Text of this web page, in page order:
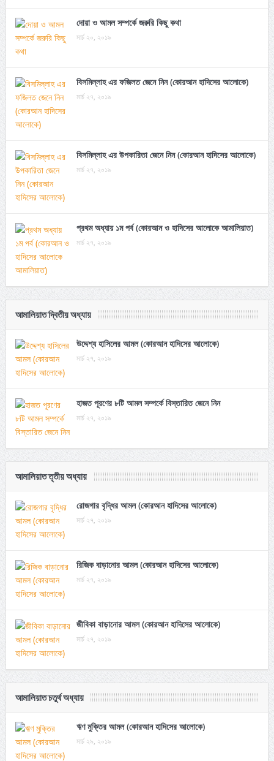
দোয়া ও আমল সম্পর্কে জরুরি কিছু কথা
মার্চ ২০, ২০১৯
বিসমিল্লাহ এর ফজিলত জেনে নিন (কোরআন হাদিসের আলোকে)
মার্চ ২৭, ২০১৯
বিসমিল্লাহ এর উপকারিতা জেনে নিন (কোরআন হাদিসের আলোকে)
মার্চ ২৭, ২০১৯
প্রথম অধ্যায় ১ম পর্ব (কোরআন ও হাদিসের আলোকে আমালিয়াত)
মার্চ ২৭, ২০১৯
আমালিয়াত দ্বিতীয় অধ্যায়
উদ্দেশ্য হাসিলের আমল (কোরআন হাদিসের আলোকে)
মার্চ ২৭, ২০১৯
হাজত পূরণের ৮টি আমল সম্পর্কে বিস্তারিত জেনে নিন
মার্চ ২৭, ২০১৯
আমালিয়াত তৃতীয় অধ্যায়
রোজগার বৃদ্ধির আমল (কোরআন হাদিসের আলোকে)
মার্চ ২৭, ২০১৯
রিজিক বাড়ানোর আমল (কোরআন হাদিসের আলোকে)
মার্চ ২৭, ২০১৯
জীবিকা বাড়ানোর আমল (কোরআন হাদিসের আলোকে)
মার্চ ২৭, ২০১৯
আমালিয়াত চতুর্থ অধ্যায়
ঋণ মুক্তির আমল (কোরআন হাদিসের আলোকে)
মার্চ ২৯, ২০১৯